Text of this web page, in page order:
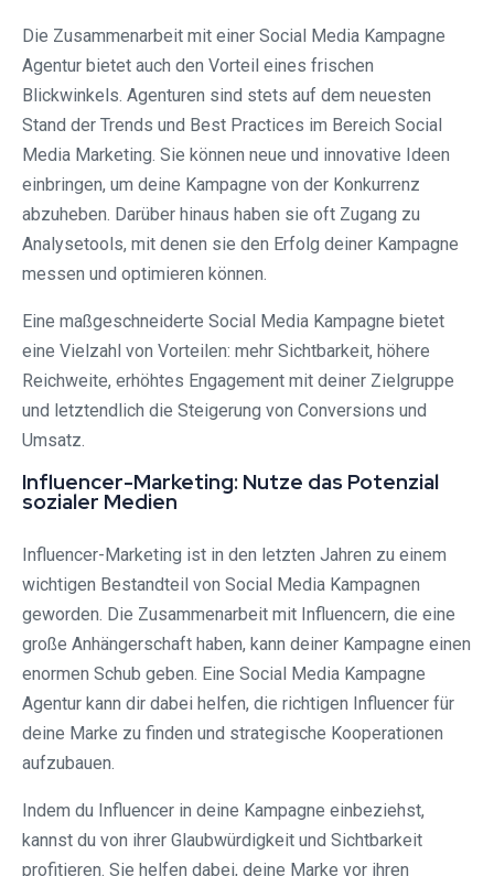
Die Zusammenarbeit mit einer Social Media Kampagne
Agentur bietet auch den Vorteil eines frischen
Blickwinkels. Agenturen sind stets auf dem neuesten
Stand der Trends und Best Practices im Bereich Social
Media Marketing. Sie können neue und innovative Ideen
einbringen, um deine Kampagne von der Konkurrenz
abzuheben. Darüber hinaus haben sie oft Zugang zu
Analysetools, mit denen sie den Erfolg deiner Kampagne
messen und optimieren können.
Eine maßgeschneiderte Social Media Kampagne bietet
eine Vielzahl von Vorteilen: mehr Sichtbarkeit, höhere
Reichweite, erhöhtes Engagement mit deiner Zielgruppe
und letztendlich die Steigerung von Conversions und
Umsatz.
Influencer-Marketing: Nutze das Potenzial
sozialer Medien
Influencer-Marketing ist in den letzten Jahren zu einem
wichtigen Bestandteil von Social Media Kampagnen
geworden. Die Zusammenarbeit mit Influencern, die eine
große Anhängerschaft haben, kann deiner Kampagne einen
enormen Schub geben. Eine Social Media Kampagne
Agentur kann dir dabei helfen, die richtigen Influencer für
deine Marke zu finden und strategische Kooperationen
aufzubauen.
Indem du Influencer in deine Kampagne einbeziehst,
kannst du von ihrer Glaubwürdigkeit und Sichtbarkeit
profitieren. Sie helfen dabei, deine Marke vor ihren